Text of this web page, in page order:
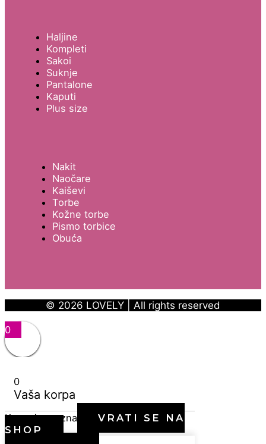
Haljine
Kompleti
Sakoi
Suknje
Pantalone
Kaputi
Plus size
Nakit
Naočare
Kaiševi
Torbe
Kožne torbe
Pismo torbice
Obuća
© 2026 LOVELY | All rights reserved
0
0
Vaša korpa
Korpa je prazna
VRATI SE NA
SHOP